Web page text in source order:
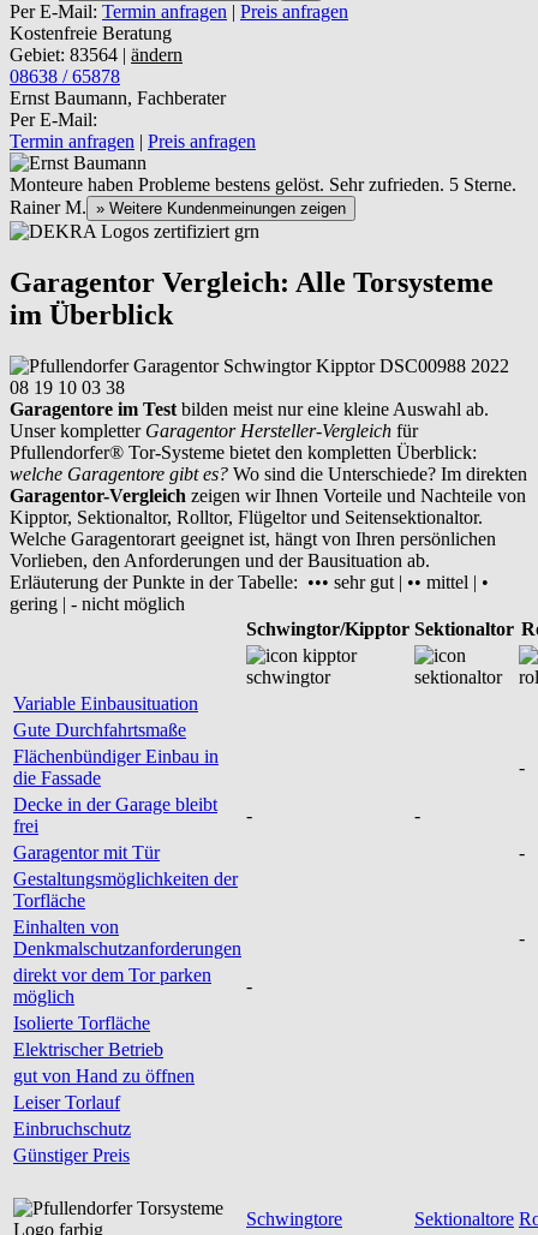
Per E-Mail: Termin anfragen | Preis anfragen
Kostenfreie Beratung
Gebiet: 83564 | ändern
08638 / 65878
Ernst Baumann, Fachberater
Per E-Mail:
Termin anfragen | Preis anfragen
Monteure haben Probleme bestens gelöst. Sehr zufrieden. 5 Sterne.
Rainer M. » Weitere Kundenmeinungen zeigen
Garagentor Vergleich: Alle Torsysteme
im Überblick
Garagentore im Test bilden meist nur eine kleine Auswahl ab.
Unser kompletter Garagentor Hersteller-Vergleich für
Pfullendorfer® Tor-Systeme bietet den kompletten Überblick:
welche Garagentore gibt es? Wo sind die Unterschiede? Im direkten
Garagentor-Vergleich zeigen wir Ihnen Vorteile und Nachteile von
Kipptor, Sektionaltor, Rolltor, Flügeltor und Seitensektionaltor.
Welche Garagentorart geeignet ist, hängt von Ihren persönlichen
Vorlieben, den Anforderungen und der Bausituation ab.
Erläuterung der Punkte in der Tabelle: ••• sehr gut | •• mittel | •
gering | - nicht möglich
Schwingtor/Kipptor Sektionaltor
Variable Einbausituation
Gute Durchfahrtsmaße
Flächenbündiger Einbau in
die Fassade
-
Decke in der Garage bleibt
frei
-
-
Garagentor mit Tür
-
Gestaltungsmöglichkeiten der
Torfläche
Einhalten von
Denkmalschutzanforderungen
-
direkt vor dem Tor parken
möglich
-
Isolierte Torfläche
Elektrischer Betrieb
gut von Hand zu öffnen
Leiser Torlauf
Einbruchschutz
Günstiger Preis
Schwingtore Sektionaltore